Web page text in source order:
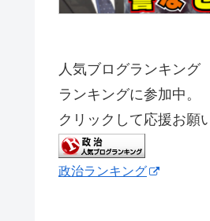
人気ブログランキング
ランキングに参加中。
クリックして応援お願
政治ランキング